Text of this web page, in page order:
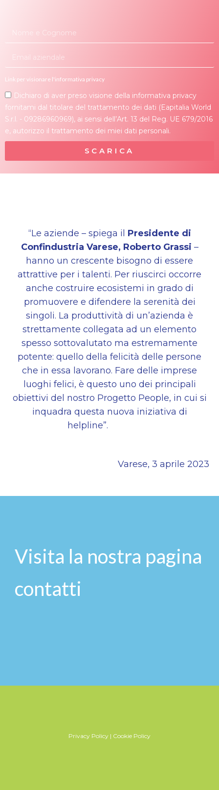
Link per visionare l'informativa privacy
Dichiaro di aver preso visione della informativa privacy
fornitami dal titolare del trattamento dei dati (Eapitalia World
S.r.l. - 09286960969), ai sensi dell’Art. 13 del Reg. UE 679/2016
e, autorizzo il trattamento dei miei dati personali.
SCARICA
“Le aziende – spiega il Presidente di
Confindustria Varese, Roberto Grassi –
hanno un crescente bisogno di essere
attrattive per i talenti. Per riuscirci occorre
anche costruire ecosistemi in grado di
promuovere e difendere la serenità dei
singoli. La produttività di un’azienda è
strettamente collegata ad un elemento
spesso sottovalutato ma estremamente
potente: quello della felicità delle persone
che in essa lavorano. Fare delle imprese
luoghi felici, è questo uno dei principali
obiettivi del nostro Progetto People, in cui si
inquadra questa nuova iniziativa di
helpline”.
Varese, 3 aprile 2023
Visita la nostra pagina
contatti
Privacy Policy | Cookie Policy